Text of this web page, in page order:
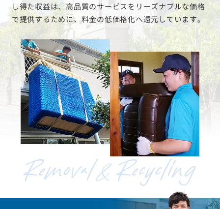
し得た収益は、高品質のサービスをリーズナブルな価格
で提供するために、料金の低価格化へ還元しています。